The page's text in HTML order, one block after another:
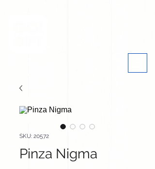
SKU: 20572
Pinza Nigma